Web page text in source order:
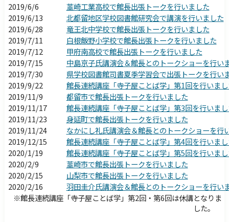
背景色指定
標準 青
黒
ふりがな
表示
音声
読み上げ
障害のある方へ
サイトマップ
2019/6/6
韮崎工業高校で館長出張トークを行いました
2019/6/13
北都留地区学校図書館研究会で講演を行いました
2019/6/28
竜王北中学校で館長出張トークを行いました
2019/7/11
白根飯野小学校で館長出張トークを行いました
2019/7/12
甲府南高校で館長出張トークを行いました
2019/7/15
中島京子氏講演会＆館長とのトークショーを行い
2019/7/30
県学校図書館司書夏季学習会で出張トークを行い
2019/9/22
館長連続講座「寺子屋ことば学」第1回を行いま
2019/11/9
都留市で館長出張トークを行いました
2019/11/17
館長連続講座「寺子屋ことば学」第3回を行いま
2019/11/23
身延町で館長出張トークを行いました
2019/11/24
なかにし礼氏講演会＆館長とのトークショーを行
2019/12/15
館長連続講座「寺子屋ことば学」第4回を行いま
2020/1/19
館長連続講座「寺子屋ことば学」第5回を行いま
2020/2/9
韮崎市で館長出張トークを行いました
2020/2/15
山梨市で館長出張トークを行いました
2020/2/16
羽田圭介氏講演会＆館長とのトークショーを行い
※館長連続講座「寺子屋ことば学」第2回・第6回は休講となりま
した。